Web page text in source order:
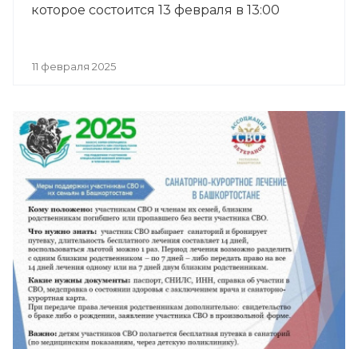
которое состоится 13 февраля в 13:00
11 февраля 2025